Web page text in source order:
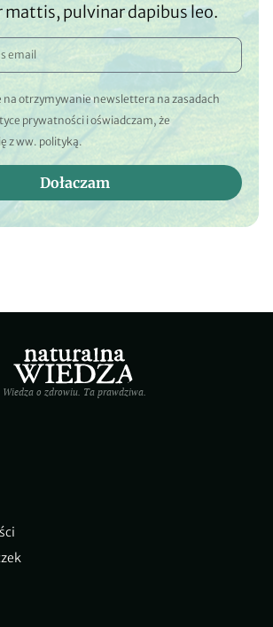
mattis, pulvinar dapibus leo.
na otrzymywanie newslettera na zasadach
prywatności i oświadczam, że
z ww. polityką.
Dołaczam
Wiedza o zdrowiu. Ta prawdziwa.